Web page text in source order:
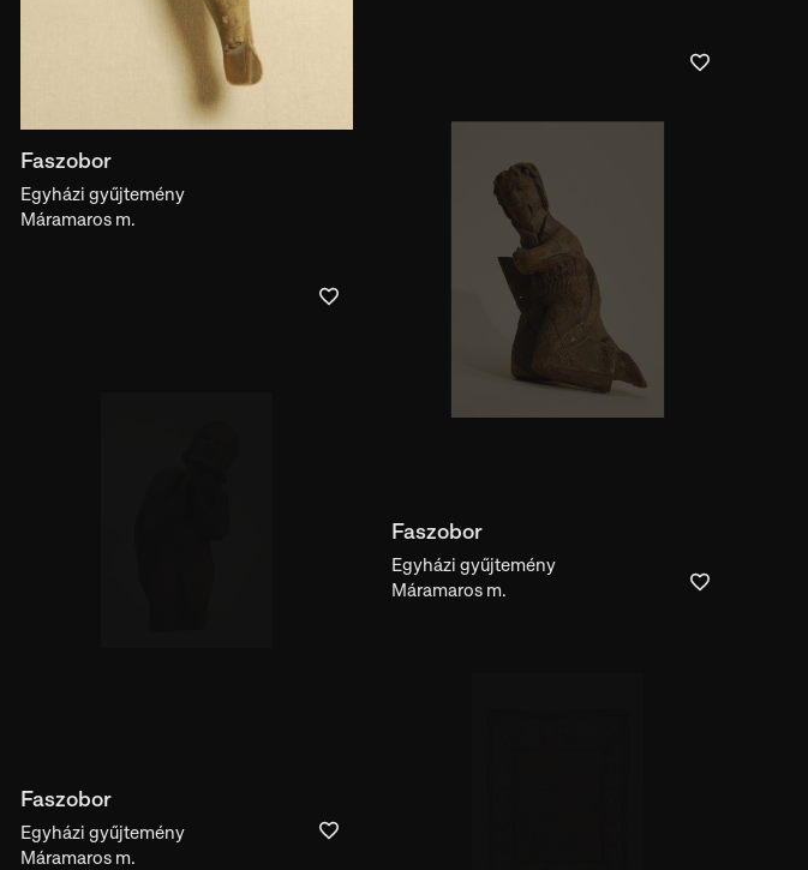
Faszobor
Egyházi gyűjtemény
Máramaros m.
Faszobor
Egyházi gyűjtemény
Máramaros m.
Faszobor
Egyházi gyűjtemény
Máramaros m.